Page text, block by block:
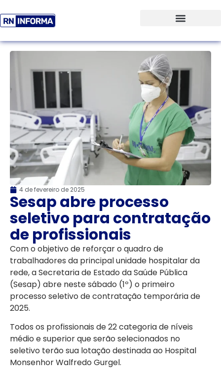
4 de fevereiro de 2025
Sesap abre processo
seletivo para contratação
de profissionais
Com o objetivo de reforçar o quadro de
trabalhadores da principal unidade hospitalar da
rede, a Secretaria de Estado da Saúde Pública
(Sesap) abre neste sábado (1º) o primeiro
processo seletivo de contratação temporária de
2025.
Todos os profissionais de 22 categoria de níveis
médio e superior que serão selecionados no
seletivo terão sua lotação destinada ao Hospital
Monsenhor Walfredo Gurgel.